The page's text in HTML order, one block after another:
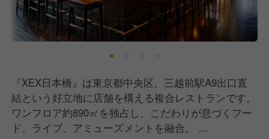
『XEX日本橋』は東京都中央区、三越前駅A9出口直
結という好立地に店舗を構える複合レストランです。
ワンフロア約890㎡を独占し、こだわりが息づくフー
ド、ライブ、アミューズメントを融合。